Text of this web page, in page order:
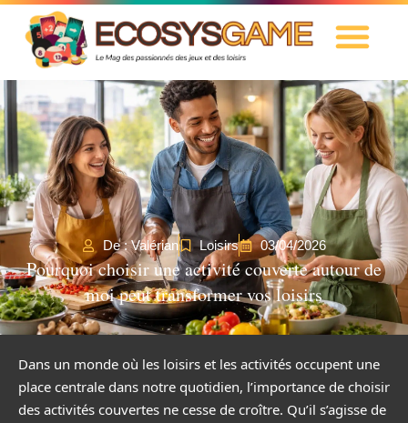
De : Valérian Loisirs 03/04/2026
Pourquoi choisir une activité couverte autour de
moi peut transformer vos loisirs
Dans un monde où les loisirs et les activités occupent une
place centrale dans notre quotidien, l’importance de choisir
des activités couvertes ne cesse de croître. Qu’il s’agisse de